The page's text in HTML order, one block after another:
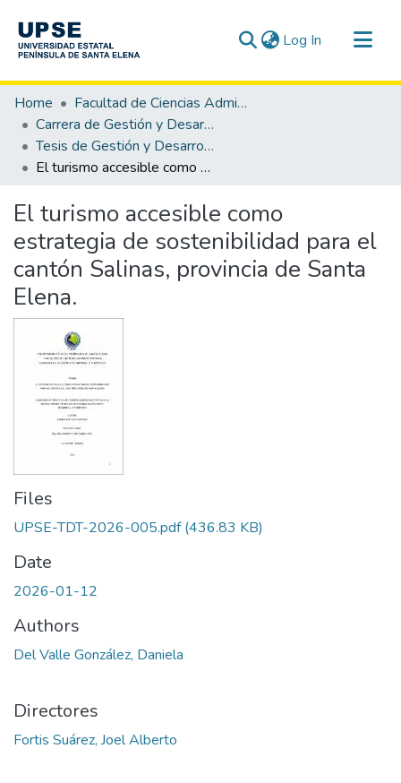
Log In (current)
Communities & Collections
All of DSpace
Statistics
Home
Facultad de Ciencias Administrativas
Carrera de Gestión y Desarrollo Turístico
Tesis de Gestión y Desarrollo Turístico
El turismo accesible como estrategia de sostenibilidad para el cantón Salinas, provincia de Santa Elena.
El turismo accesible como
estrategia de sostenibilidad para el
cantón Salinas, provincia de Santa
Elena.
Files
UPSE-TDT-2026-005.pdf(436.83 KB)
Date
2026-01-12
Authors
Del Valle González, Daniela
Directores
Fortis Suárez, Joel Alberto